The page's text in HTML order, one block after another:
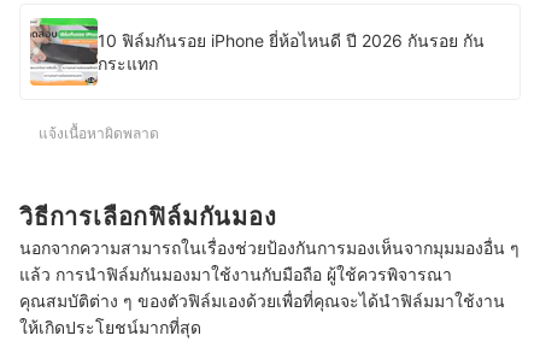
10 ฟิล์มกันรอย iPhone ยี่ห้อไหนดี ปี 2026 กันรอย กัน
กระแทก
แจ้งเนื้อหาผิดพลาด
วิธีการเลือกฟิล์มกันมอง
นอกจากความสามารถในเรื่องช่วยป้องกันการมองเห็นจากมุมมองอื่น ๆ
แล้ว การนำฟิล์มกันมองมาใช้งานกับมือถือ ผู้ใช้ควรพิจารณา
คุณสมบัติต่าง ๆ ของตัวฟิล์มเองด้วยเพื่อที่คุณจะได้นำฟิล์มมาใช้งาน
ให้เกิดประโยชน์มากที่สุด